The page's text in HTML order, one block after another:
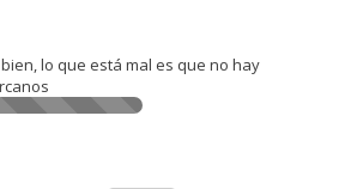
lo que está mal es que no hay